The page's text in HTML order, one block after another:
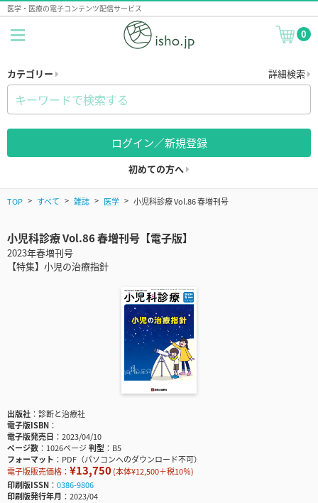
医学・医療の電子コンテンツ配信サービス
0
カテゴリー 詳細検索
ログイン／新規登録
初めての方へ
TOP すべて 雑誌 医学 小児科診療 Vol.86 春増刊号
小児科診療 Vol.86 春増刊号【電子版】
2023年春増刊号
【特集】小児の治療指針
出版社
診断と治療社
電子版ISBN
電子版発売日
2023/04/10
ページ数
1026ページ判型
B5
フォーマット
PDF（パソコンへのダウンロード不可）
電子版販売価格： ¥13,750(本体¥12,500＋税10％)
印刷版ISSN
0386-9806
印刷版発行年月
2023/04